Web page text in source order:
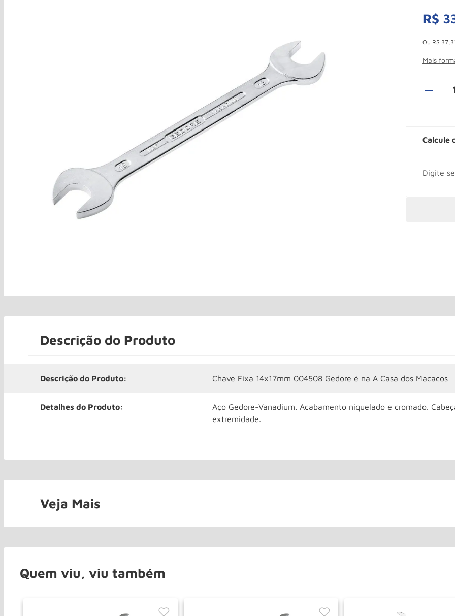
R$
Ou R$ 37,
Mais
Calcule
Descrição do Produto
Descrição do Produto: Chave Fixa 14x17mm 004508 Gedore é na A Casa dos Macacos
Detalhes do Produto:
Aço Gedore-Vanadium. Acabamento niquelado e cromado.
extremidade.
Veja Mais
Quem viu, viu também